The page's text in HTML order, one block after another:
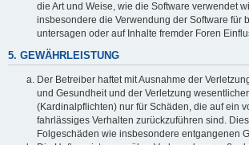
die Art und Weise, wie die Software verwendet
insbesondere die Verwendung der Software für
untersagen oder auf Inhalte fremder Foren
5. GEWÄHRLEISTUNG
Der Betreiber haftet mit Ausnahme der
und Gesundheit und der Verletzung
(Kardinalpflichten) nur für Schäden, die auf ein
fahrlässiges Verhalten zurückzuführen sind.
Folgeschäden wie insbesondere entgangenen